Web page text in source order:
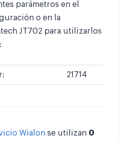
parámetros en el
o en la
JT702 para utilizarlos
21714
Wialon se utilizan 0